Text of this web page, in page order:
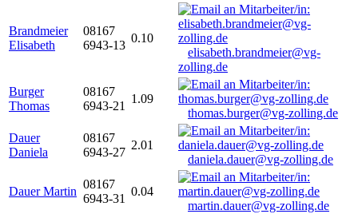
Brandmeier
Elisabeth
08167
6943-13
0.10
elisabeth.brandmeier@vg-
zolling.de
Burger
Thomas
08167
6943-21
1.09
thomas.burger@vg-zolling.de
Dauer
Daniela
08167
6943-27
2.01
daniela.dauer@vg-zolling.de
Dauer Martin
08167
6943-31
0.04
martin.dauer@vg-zolling.de